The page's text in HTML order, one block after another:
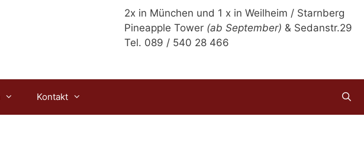
2x in München und 1 x in Weilheim / Starnberg
Pineapple Tower (ab September) & Sedanstr.29
Tel. 089 / 540 28 466
Kontakt